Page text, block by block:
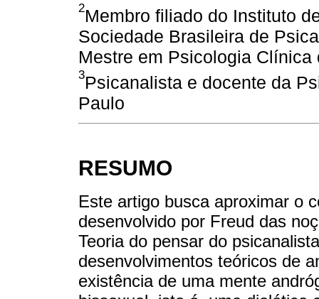
2Membro filiado do Instituto
Sociedade Brasileira de
Mestre em Psicologia Clínica
3Psicanalista e docente da
Paulo
RESUMO
Este artigo busca aproximar o
desenvolvido por Freud das
Teoria do pensar do
desenvolvimentos teóricos de
existência de uma mente